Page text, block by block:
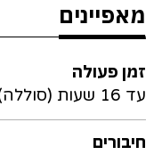
מאפיינים
זמן פעולה
עד 16 שעות (סוללה)
חיבורים